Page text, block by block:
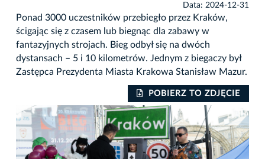
Data: 2024-12-31
Ponad 3000 uczestników przebiegło przez Kraków,
ścigając się z czasem lub biegnąc dla zabawy w
fantazyjnych strojach. Bieg odbył się na dwóch
dystansach – 5 i 10 kilometrów. Jednym z biegaczy był
Zastępca Prezydenta Miasta Krakowa Stanisław Mazur.
POBIERZ TO ZDJĘCIE